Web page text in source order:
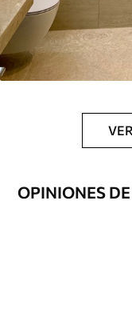
Vinilo Premium
1266.67$760.00 /m²
Peel and Stick
OPINIONES